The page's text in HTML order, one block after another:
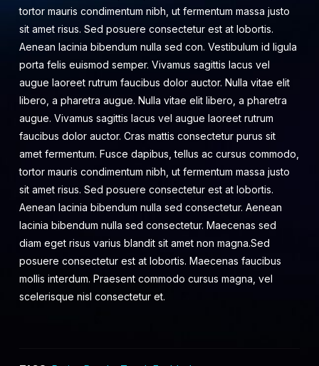
tortor mauris condimentum nibh, ut fermentum massa justo
sit amet risus. Sed posuere consectetur est at lobortis.
Aenean lacinia bibendum nulla sed con. Vestibulum id ligula
porta felis euismod semper. Vivamus sagittis lacus vel
augue laoreet rutrum faucibus dolor auctor. Nulla vitae elit
libero, a pharetra augue. Nulla vitae elit libero, a pharetra
augue. Vivamus sagittis lacus vel augue laoreet rutrum
faucibus dolor auctor. Cras mattis consectetur purus sit
amet fermentum. Fusce dapibus, tellus ac cursus commodo,
tortor mauris condimentum nibh, ut fermentum massa justo
sit amet risus. Sed posuere consectetur est at lobortis.
Aenean lacinia bibendum nulla sed consectetur. Aenean
lacinia bibendum nulla sed consectetur. Maecenas sed
diam eget risus varius blandit sit amet non magna.Sed
posuere consectetur est at lobortis. Maecenas faucibus
mollis interdum. Praesent commodo cursus magna, vel
scelerisque nisl consectetur et.